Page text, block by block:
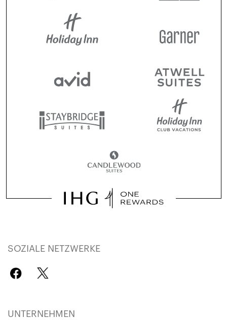
SOZIALE NETZWERKE
UNTERNEHMEN